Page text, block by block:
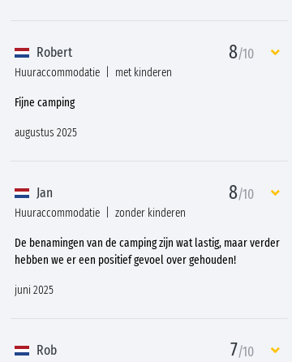
Robert 8/10
Huuraccommodatie met kinderen
Fijne camping
augustus 2025
Jan 8/10
Huuraccommodatie zonder kinderen
De benamingen van de camping zijn wat lastig, maar verder
hebben we er een positief gevoel over gehouden!
juni 2025
Rob 7/10